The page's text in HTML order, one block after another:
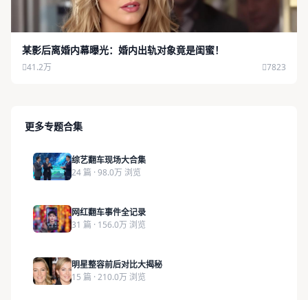
某影后离婚内幕曝光：婚内出轨对象竟是闺蜜！
41.2万 7823
更多专题合集
综艺翻车现场大合集
24 篇 · 98.0万 浏览
网红翻车事件全记录
31 篇 · 156.0万 浏览
明星整容前后对比大揭秘
15 篇 · 210.0万 浏览